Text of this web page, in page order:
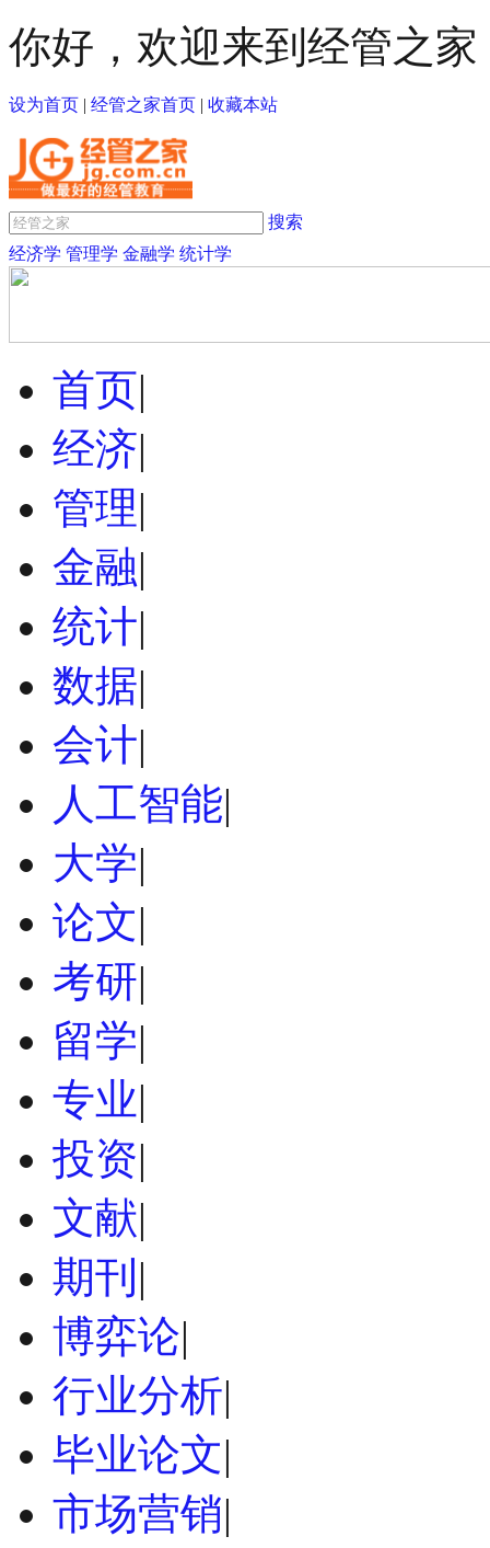
你好，欢迎来到经管之家
设为首页 | 经管之家首页 | 收藏本站
搜索
经济学 管理学 金融学 统计学
首页|
经济|
管理|
金融|
统计|
数据|
会计|
人工智能|
大学|
论文|
考研|
留学|
专业|
投资|
文献|
期刊 |
博弈论|
行业分析|
毕业论文|
市场营销|